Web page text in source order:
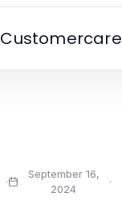
·
September 16,
2024
·